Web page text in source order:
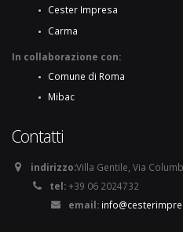
Cester Impresa
Carma
In collaborazione con:
Comune di Roma
Mibac
Contatti
indirizzo:Villa Gentile, Via
tel:+39 06 2024732
email: